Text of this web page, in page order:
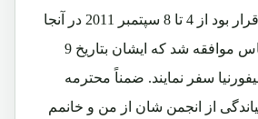
کالیفورنیا گردید که قرار بود از 4 تا 8 سپتمبر 2011 در آنجا
ادامه یابد. به این اساس موافقه شد که ایشان بتاریخ 9
سفر نمایند. ضمناً محترمه
از انجمن شان از من و خانمم